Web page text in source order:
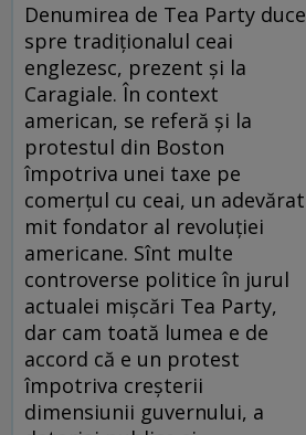
Denumirea de Tea Party duce
spre tradiţionalul ceai
englezesc, prezent şi la
Caragiale. În context
american, se referă şi la
protestul din Boston
împotriva unei taxe pe
comerţul cu ceai, un adevărat
mit fondator al revoluţiei
americane. Sînt multe
controverse politice în jurul
actualei mişcări Tea Party,
dar cam toată lumea e de
accord că e un protest
împotriva creşterii
dimensiunii guvernului, a